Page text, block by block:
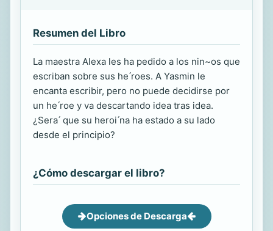
Resumen del Libro
La maestra Alexa les ha pedido a los nin~os que
escriban sobre sus he ́roes. A Yasmin le
encanta escribir, pero no puede decidirse por
un he ́roe y va descartando idea tras idea.
¿Sera ́ que su heroi ́na ha estado a su lado
desde el principio?
¿Cómo descargar el libro?
Opciones de Descarga